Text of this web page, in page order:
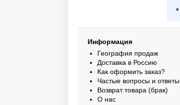
Информация
География продаж
Доставка в Россию
Как оформить заказ?
Частые вопросы и ответы
Возврат товара (брак)
О нас